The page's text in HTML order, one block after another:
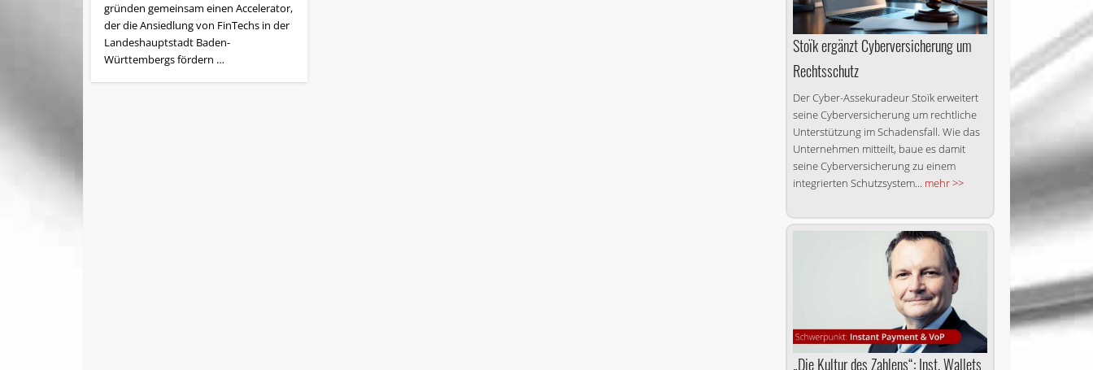
gründen gemeinsam einen Accelerator,
der die Ansiedlung von FinTechs in der
Landeshauptstadt Baden-
Württembergs fördern …
Stoïk ergänzt Cyberversicherung um
Rechtsschutz
Der Cyber-Assekuradeur Stoïk erweitert
seine Cyberversicherung um rechtliche
Unterstützung im Schadensfall. Wie das
Unternehmen mitteilt, baue es damit
seine Cyberversicherung zu einem
integrierten Schutzsystem... mehr >>
„Die Kultur des Zahlens“: Inst, Wallets